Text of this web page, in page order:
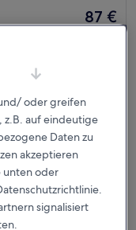
Der
Preis
87 €
oder greifen
z.B. auf eindeutige
Daten zu
akzeptieren
unten oder
signalisiert